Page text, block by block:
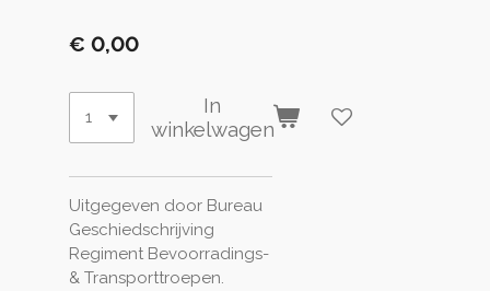
€ 0,00
In
winkelwagen
Uitgegeven door Bureau
Geschiedschrijving
Regiment Bevoorradings-
& Transporttroepen.